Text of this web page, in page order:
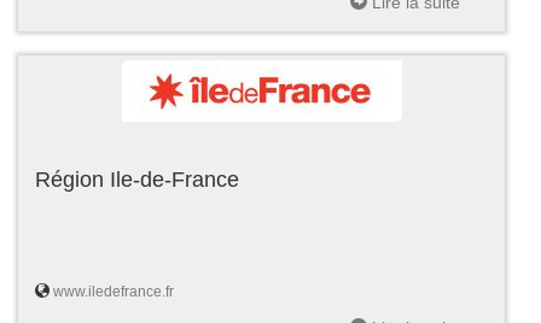
Région Ile-de-France
www.iledefrance.fr